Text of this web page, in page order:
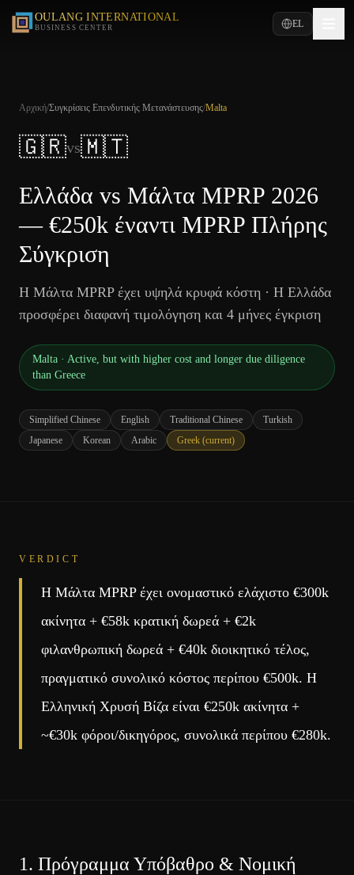
OULANG INTERNATIONAL
BUSINESS CENTER EL
Αρχική/Συγκρίσεις Επενδυτικής Μετανάστευσης/Malta
🇬🇷vs🇲🇹
Ελλάδα vs Μάλτα MPRP 2026
— €250k έναντι MPRP Πλήρης
Σύγκριση
Η Μάλτα MPRP έχει υψηλά κρυφά κόστη · Η Ελλάδα
προσφέρει διαφανή τιμολόγηση και 4 μήνες έγκριση
Malta · Active, but with higher cost and longer due diligence
than Greece
Simplified Chinese English Traditional Chinese
Turkish
Japanese
Korean Arabic Greek (current)
VERDICT
Η Μάλτα MPRP έχει ονομαστικό ελάχιστο €300k
ακίνητα + €58k κρατική δωρεά + €2k
φιλανθρωπική δωρεά + €40k διοικητικό τέλος,
πραγματικό συνολικό κόστος περίπου €500k. Η
Ελληνική Χρυσή Βίζα είναι €250k ακίνητα +
~€30k φόροι/δικηγόρος, συνολικά περίπου €280k.
1. Πρόγραμμα Υπόβαθρο & Νομική